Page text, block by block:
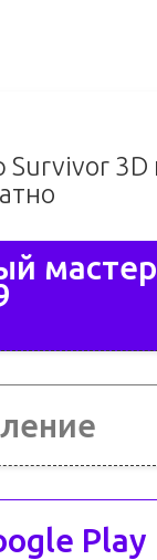
Survivor
мастер
Play